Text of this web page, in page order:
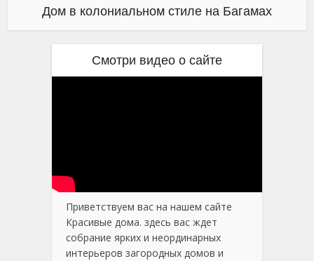
Дом в колониальном стиле на Багамах
Смотри видео о сайте
Приветствуем вас на нашем сайте
Красивые дома. здесь вас ждет
собрание ярких и неординарных
интерьеров загородных домов и